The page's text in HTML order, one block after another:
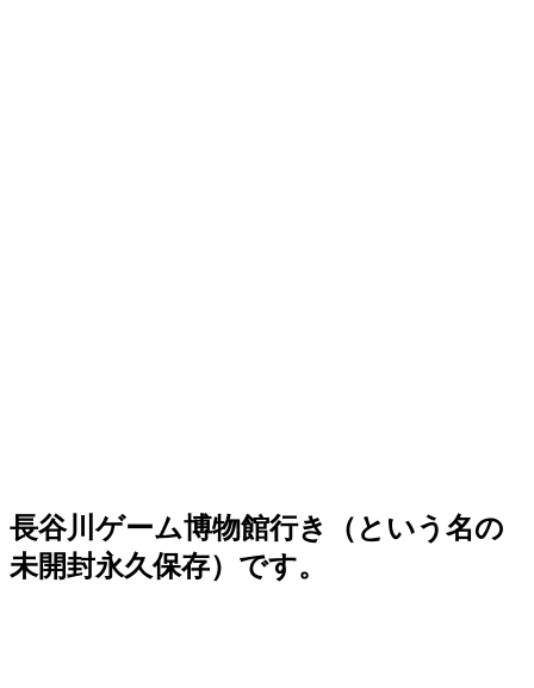
長谷川ゲーム博物館行き（という名の
未開封永久保存）です。